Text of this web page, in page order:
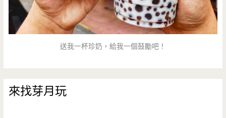
送我一杯珍奶，給我一個鼓勵吧！
來找芽月玩